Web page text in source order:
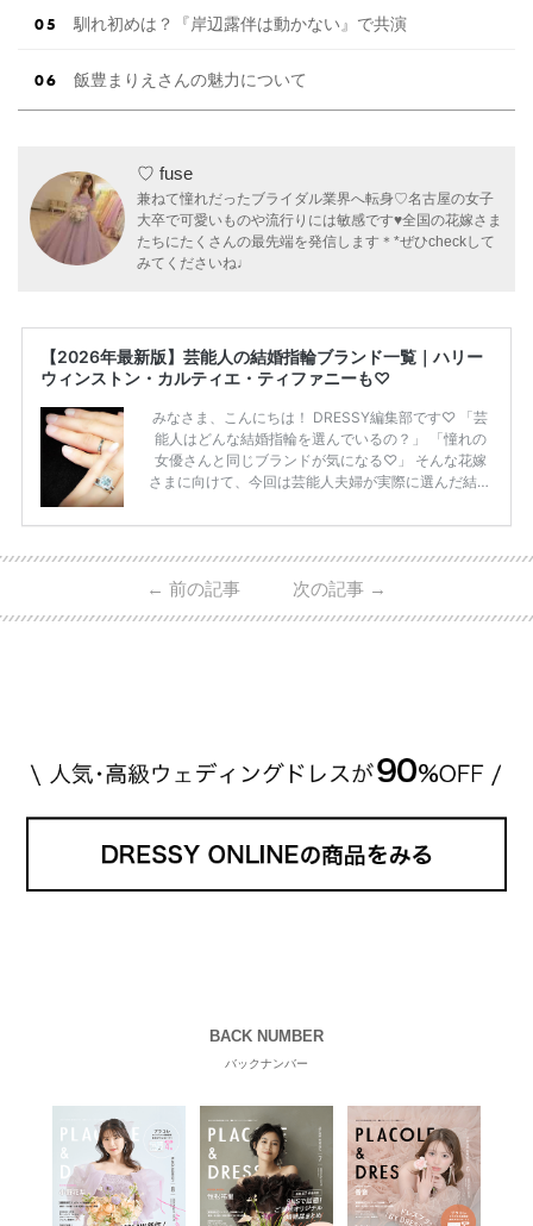
馴れ初めは？『岸辺露伴は動かない』で共演
飯豊まりえさんの魅力について
♡ fuse
兼ねて憧れだったブライダル業界へ転身♡名古屋の女子
大卒で可愛いものや流行りには敏感です♥全国の花嫁さま
たちにたくさんの最先端を発信します＊*ぜひcheckして
みてくださいね♩
【2026年最新版】芸能人の結婚指輪ブランド一覧｜ハリー
ウィンストン・カルティエ・ティファニーも♡
みなさま、こんにちは！ DRESSY編集部です♡ 「芸
能人はどんな結婚指輪を選んでいるの？」 「憧れの
女優さんと同じブランドが気になる♡」 そんな花嫁
さまに向けて、今回は芸能人夫婦が実際に選んだ結婚
ーウィンストンやカルティエ、ティファニーなど世界
日本で人気のブランドまで幅広くご紹介。 さらに、
・愛用している芸能人夫婦 ・リングの特徴や魅力 ・
← 前の記事 次の記事 →
BACK NUMBER
バックナンバー